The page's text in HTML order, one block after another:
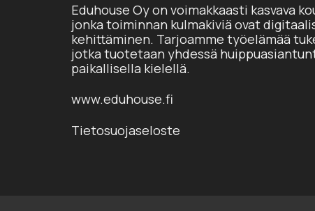
Eduhouse Oy on voimakkaasti kasvava
jonka toiminnan kulmakiviä ovat
kehittäminen. Tarjoamme työelämää
jotka tuotetaan yhdessä
paikallisella kielellä.
www.eduhouse.fi
Tietosuojaseloste